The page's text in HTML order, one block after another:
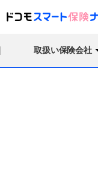
取扱い保険会社